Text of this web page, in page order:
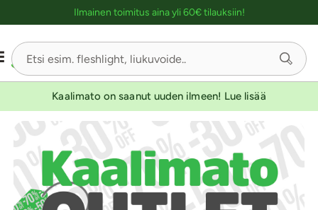
Ilmainen toimitus aina yli 60€ tilauksiin!
Kaalimato on saanut uuden ilmeen! Lue lisää